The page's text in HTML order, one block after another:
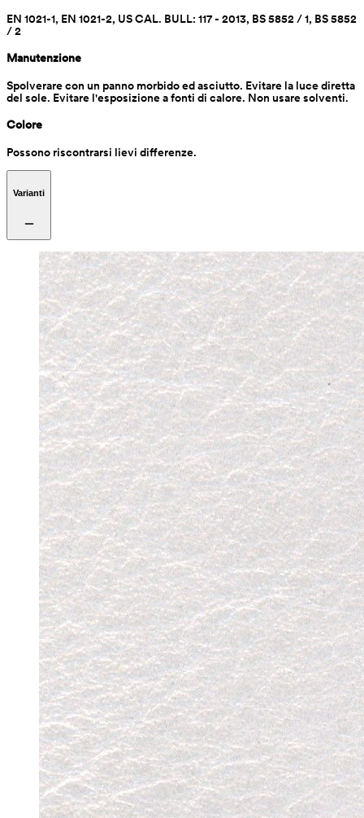
EN 1021-1, EN 1021-2, US CAL. BULL: 117 - 2013, BS 5852 / 1, BS 5852
/ 2
Manutenzione
Spolverare con un panno morbido ed asciutto. Evitare la luce diretta
del sole. Evitare l'esposizione a fonti di calore. Non usare solventi.
Colore
Possono riscontrarsi lievi differenze.
Varianti